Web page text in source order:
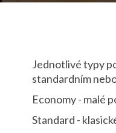
Jednotlivé typy
standardním
Economy - malé
Standard -